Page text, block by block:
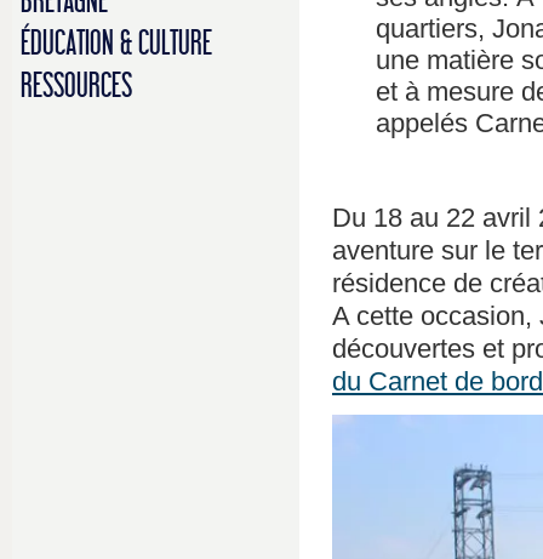
ÉDUCATION & CULTURE
RESSOURCES
quartiers,
une matière
et à mesure
appelés
Du 18 au 22 avril
aventure sur le
résidence de
A cette occasion,
découvertes et
du Carnet de